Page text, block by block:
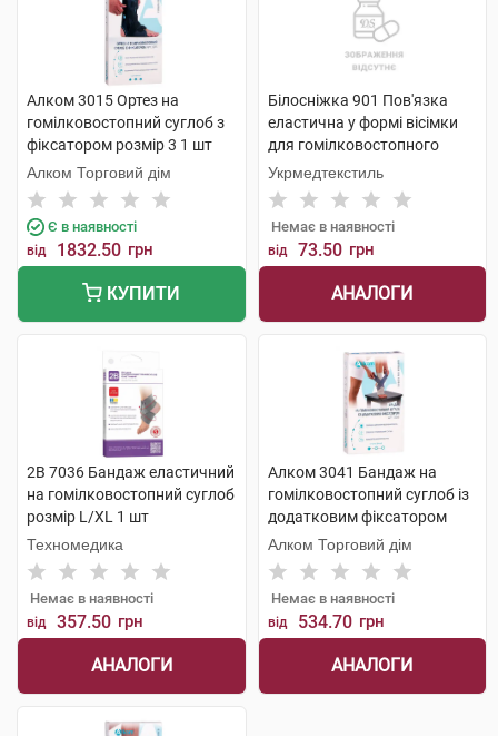
Алком 3015 Ортез на
гомілковостопний суглоб з
фіксатором розмір 3 1 шт
Алком Торговий дім
Є в наявності
від 1832.50 грн
КУПИТИ
Білосніжка 901 Пов'язка
еластична у формі вісімки
для гомілковостопного
суглобу розмір 3 1 шт
Укрмедтекстиль
Немає в наявності
від 73.50 грн
АНАЛОГИ
2B 7036 Бандаж еластичний
на гомілковостопний суглоб
розмір L/XL 1 шт
Техномедика
Немає в наявності
від 357.50 грн
АНАЛОГИ
Алком 3041 Бандаж на
гомілковостопний суглоб із
додатковим фіксатором
розмір 5 1 шт
Алком Торговий дім
Немає в наявності
від 534.70 грн
АНАЛОГИ